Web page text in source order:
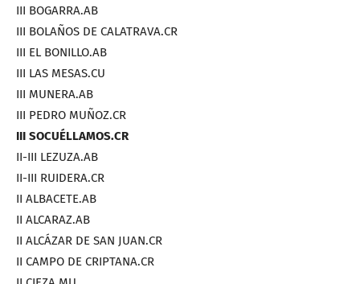
III BOGARRA.AB
III BOLAÑOS DE CALATRAVA.CR
III EL BONILLO.AB
III LAS MESAS.CU
III MUNERA.AB
III PEDRO MUÑOZ.CR
III SOCUÉLLAMOS.CR
II-III LEZUZA.AB
II-III RUIDERA.CR
II ALBACETE.AB
II ALCARAZ.AB
II ALCÁZAR DE SAN JUAN.CR
II CAMPO DE CRIPTANA.CR